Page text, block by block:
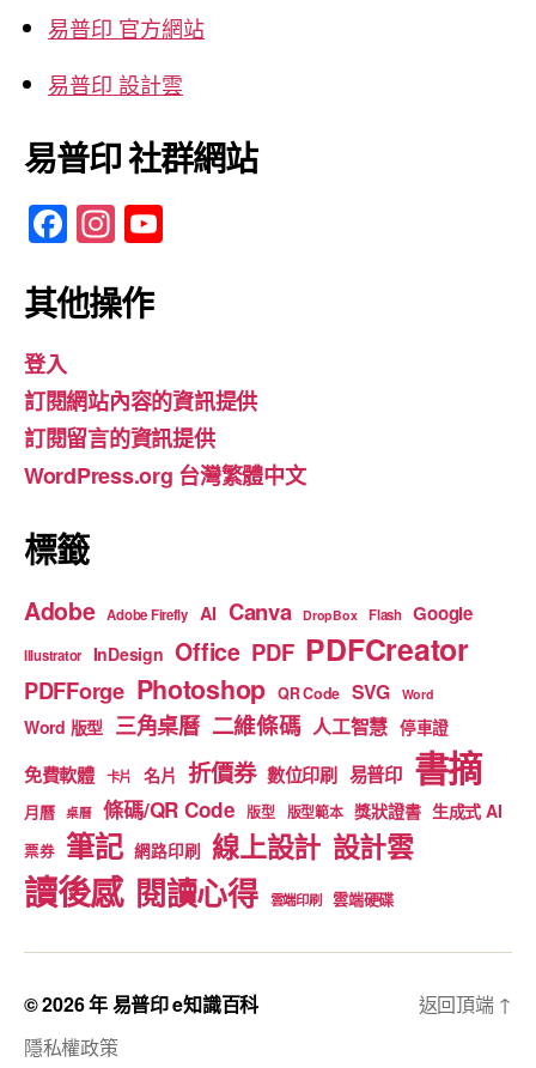
易普印 官方網站
易普印 設計雲
易普印 社群網站
F
c
b
o
o
k
In
a
a
m
u
b
e
其他操作
登入
訂閱網站內容的資訊提供
訂閱留言的資訊提供
WordPress.org 台灣繁體中文
標籤
Adobe Adobe Firefly AI Canva DropBox Flash Google
Illustrator InDesign Office PDF PDFCreator
PDFForge Photoshop QR Code SVG Word
Word 版型 三角桌曆 二維條碼 人工智慧 停車證
免費軟體 卡片 名片 折價券 數位印刷 易普印 書摘
月曆 桌曆 條碼/QR Code 版型 版型範本 獎狀證書 生成式 AI
票券 筆記 網路印刷 線上設計 設計雲
讀後感 閱讀心得 雲端印刷 雲端硬碟
© 2026 年易普印 e知識百科
隱私權政策
返回頂端 ↑